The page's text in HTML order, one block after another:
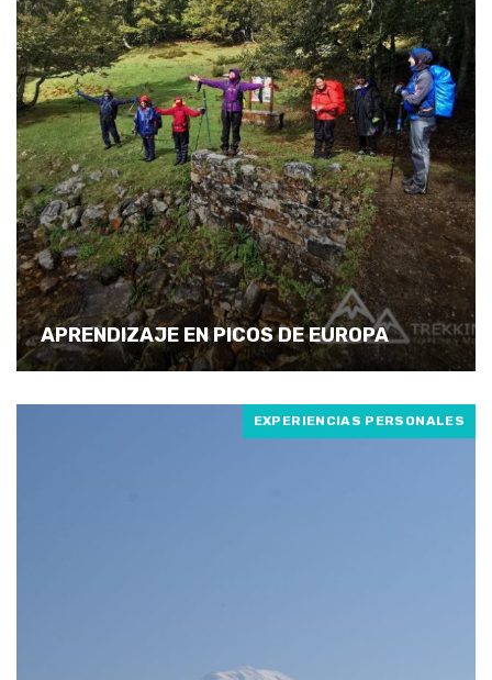
APRENDIZAJE EN PICOS DE EUROPA
EXPERIENCIAS PERSONALES